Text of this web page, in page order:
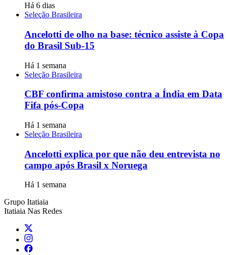
Há 6 dias
Seleção Brasileira
Ancelotti de olho na base: técnico assiste à Copa
do Brasil Sub-15
Há 1 semana
Seleção Brasileira
CBF confirma amistoso contra a Índia em Data
Fifa pós-Copa
Há 1 semana
Seleção Brasileira
Ancelotti explica por que não deu entrevista no
campo após Brasil x Noruega
Há 1 semana
Grupo Itatiaia
Itatiaia Nas Redes